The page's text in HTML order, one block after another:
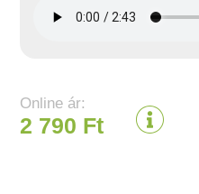
Online ár:
2 790 Ft